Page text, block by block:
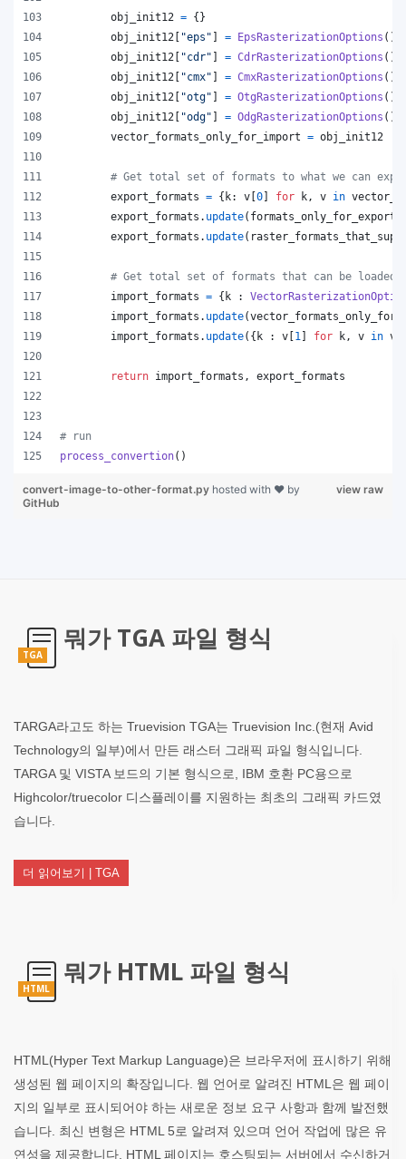
obj_init12 = {}
obj_init12 [ "eps" ] = EpsRasterizationOptions ()
obj_init12 [ "cdr" ] = CdrRasterizationOptions ()
obj_init12 [ "cmx" ] = CmxRasterizationOptions ()
obj_init12 [ "otg" ] = OtgRasterizationOptions ()
obj_init12 [ "odg" ] = OdgRasterizationOptions ()
vector_formats_only_for_import = obj_init12
# Get total set of formats to what we can
export_formats = { k: v [0] for k , v in
export_formats . update( formats_only_for_export
export_formats . update(
# Get total set of formats that can be loaded
import_formats = { k :
import_formats . update(
import_formats . update({ k : v [1 ] for k , v in
return import_formats , export_formats
# run
process_convertion()
view raw
convert-image-to-other-format.py hosted with ❤ by
GitHub
TGA
뭐가 TGA 파일 형식
TARGA라고도 하는 Truevision TGA는 Truevision Inc.(현재 Avid
Technology의 일부)에서 만든 래스터 그래픽 파일 형식입니다.
TARGA 및 VISTA 보드의 기본 형식으로, IBM 호환 PC용으로
Highcolor/truecolor 디스플레이를 지원하는 최초의 그래픽 카드였
습니다.
더 읽어보기 | TGA
HTML
뭐가 HTML 파일 형식
HTML(Hyper Text Markup Language)은 브라우저에 표시하기 위해
생성된 웹 페이지의 확장입니다. 웹 언어로 알려진 HTML은 웹 페이
지의 일부로 표시되어야 하는 새로운 정보 요구 사항과 함께 발전했
습니다. 최신 변형은 HTML 5로 알려져 있으며 언어 작업에 많은 유
연성을 제공합니다. HTML 페이지는 호스팅되는 서버에서 수신하거